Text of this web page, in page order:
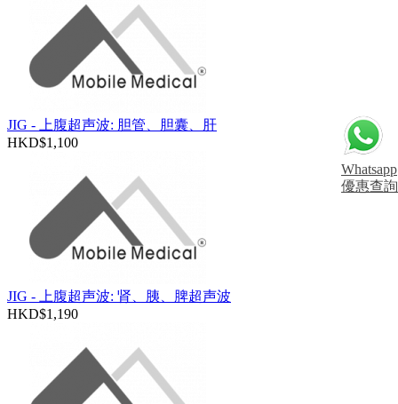
Whatsapp
優惠查詢
JIG - 上腹超声波: 胆管、胆囊、肝
HKD$1,100
JIG - 上腹超声波: 肾、胰、脾超声波
HKD$1,190